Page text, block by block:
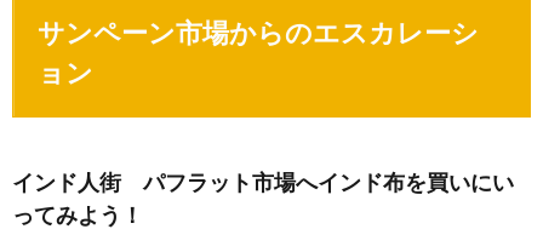
サンペーン市場からのエスカレーシ
ョン
インド人街 パフラット市場へインド布を買いにい
ってみよう！